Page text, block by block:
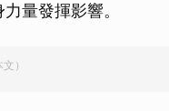
量發揮影響。
）